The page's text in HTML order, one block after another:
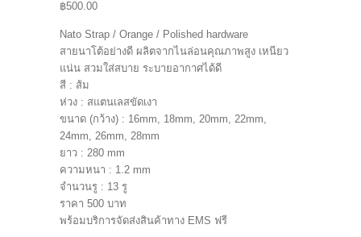
฿500.00
Nato Strap / Orange / Polished hardware
สายนาโต้อย่างดี ผลิตจากไนล่อนคุณภาพสูง เหนียว
แน่น สวมใส่สบาย ระบายอากาศได้ดี
สี : ส้ม
ห่วง : สแตนเลสขัดเงา
ขนาด (กว้าง) : 16mm, 18mm, 20mm, 22mm,
24mm, 26mm, 28mm
ยาว : 280 mm
ความหนา : 1.2 mm
จำนวนรู : 13 รู
ราคา 500 บาท
พร้อมบริการจัดส่งสินค้าทาง EMS ฟรี